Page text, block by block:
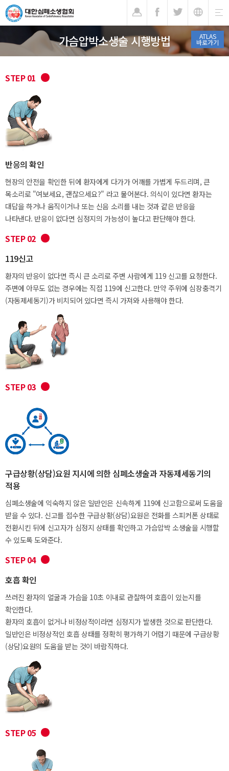
ATLAS
바로가기
가슴압박소생술 시행방법
STEP 01
반응의 확인
현장의 안전을 확인한 뒤에 환자에게 다가가 어깨를 가볍게 두드리며, 큰
목소리로 "여보세요, 괜찮으세요?" 라고 물어본다. 의식이 있다면 환자는
대답을 하거나 움직이거나 또는 신음 소리를 내는 것과 같은 반응을
나타낸다. 반응이 없다면 심정지의 가능성이 높다고 판단해야 한다.
STEP 02
119신고
환자의 반응이 없다면 즉시 큰 소리로 주변 사람에게 119 신고를 요청한다.
주변에 아무도 없는 경우에는 직접 119에 신고한다. 만약 주위에 심장충격기
(자동제세동기)가 비치되어 있다면 즉시 가져와 사용해야 한다.
STEP 03
구급상황(상담)요원 지시에 의한 심폐소생술과 자동제세동기의
적용
심폐소생술에 익숙하지 않은 일반인은 신속하게 119에 신고함으로써 도움을
받을 수 있다. 신고를 접수한 구급상황(상담)요원은 전화를 스피커폰 상태로
전환시킨 뒤에 신고자가 심정지 상태를 확인하고 가슴압박 소생술을 시행할
수 있도록 도와준다.
STEP 04
호흡 확인
쓰러진 환자의 얼굴과 가슴을 10초 이내로 관찰하여 호흡이 있는지를
확인한다.
환자의 호흡이 없거나 비정상적이라면 심정지가 발생한 것으로 판단한다.
일반인은 비정상적인 호흡 상태를 정확히 평가하기 어렵기 때문에 구급상황
(상담)요원의 도움을 받는 것이 바람직하다.
STEP 05